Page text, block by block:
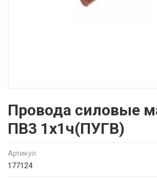
Провода силовые
ПВ3 1х1ч(ПУГВ)
Артикул
177124